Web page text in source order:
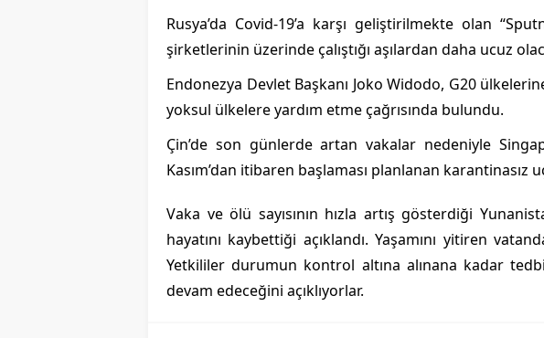
Rusya’da Covid-19’a karşı geliştirilmekte olan
şirketlerinin üzerinde çalıştığı aşılardan daha ucuz
Endonezya Devlet Başkanı Joko Widodo, G20
yoksul ülkelere yardım etme çağrısında bulundu.
Çin’de son günlerde artan vakalar nedeniyle
Kasım’dan itibaren başlaması planlanan
Vaka ve ölü sayısının hızla artış gösterdiği
hayatını kaybettiği açıklandı. Yaşamını yitiren
Yetkililer durumun kontrol altına alınana kadar
devam edeceğini açıklıyorlar.